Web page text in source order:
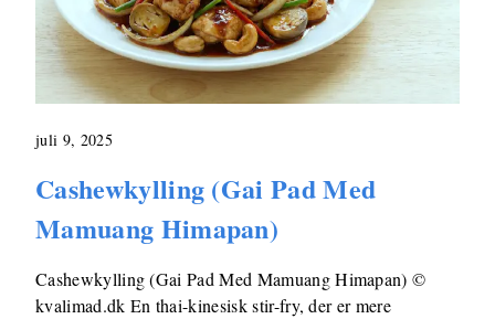
juli 9, 2025
Cashewkylling (Gai Pad Med
Mamuang Himapan)
Cashewkylling (Gai Pad Med Mamuang Himapan) ©
kvalimad.dk En thai-kinesisk stir-fry, der er mere